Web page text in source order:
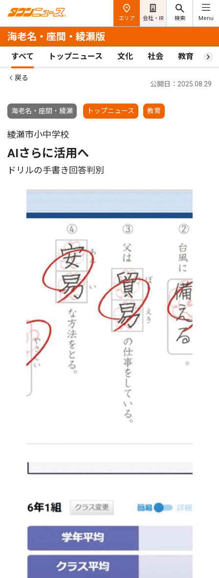
エリア 会社・IR 検索 Menu
海老名・座間・綾瀬版
すべて トップニュース 文化 社会 教育 ス
戻る
海老名・座間・綾瀬 トップニュース 教育
公開日：2025.08.29
綾瀬市小中学校
AIさらに活用へ
ドリルの手書き回答判別